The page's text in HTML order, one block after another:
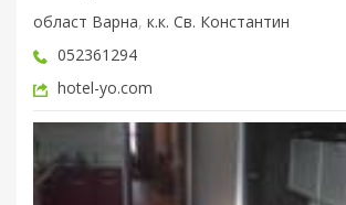
област Варна, к.к. Св. Константин
052361294
hotel-yo.com